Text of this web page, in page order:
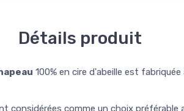
Détails produit
100% en cire d'abeille est
considérées comme un choix préférable